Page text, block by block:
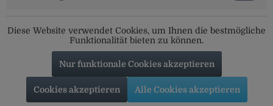
Folgt uns auf unseren Kanälen für alle Neuigkeiten:
Service Hotline
Diese Website verwendet Cookies, um Ihnen die bestmögliche
Funktionalität bieten zu können.
Nur funktionale Cookies akzeptieren
Cookies akzeptieren Alle Cookies akzeptieren